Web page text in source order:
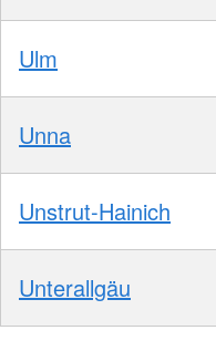
Ulm
Unna
Unstrut-Hainich
Unterallgäu